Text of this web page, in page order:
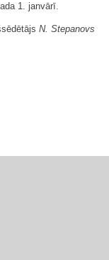
1. janvārī.
N. Stepanovs